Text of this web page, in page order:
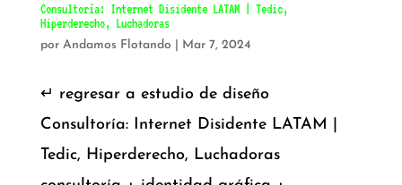
Consultoría: Internet Disidente LATAM | Tedic,
Hiperderecho, Luchadoras
por Andamos Flotando Mar 7, 2024
↵ regresar a estudio de diseño
Consultoría: Internet Disidente LATAM |
Tedic, Hiperderecho, Luchadoras